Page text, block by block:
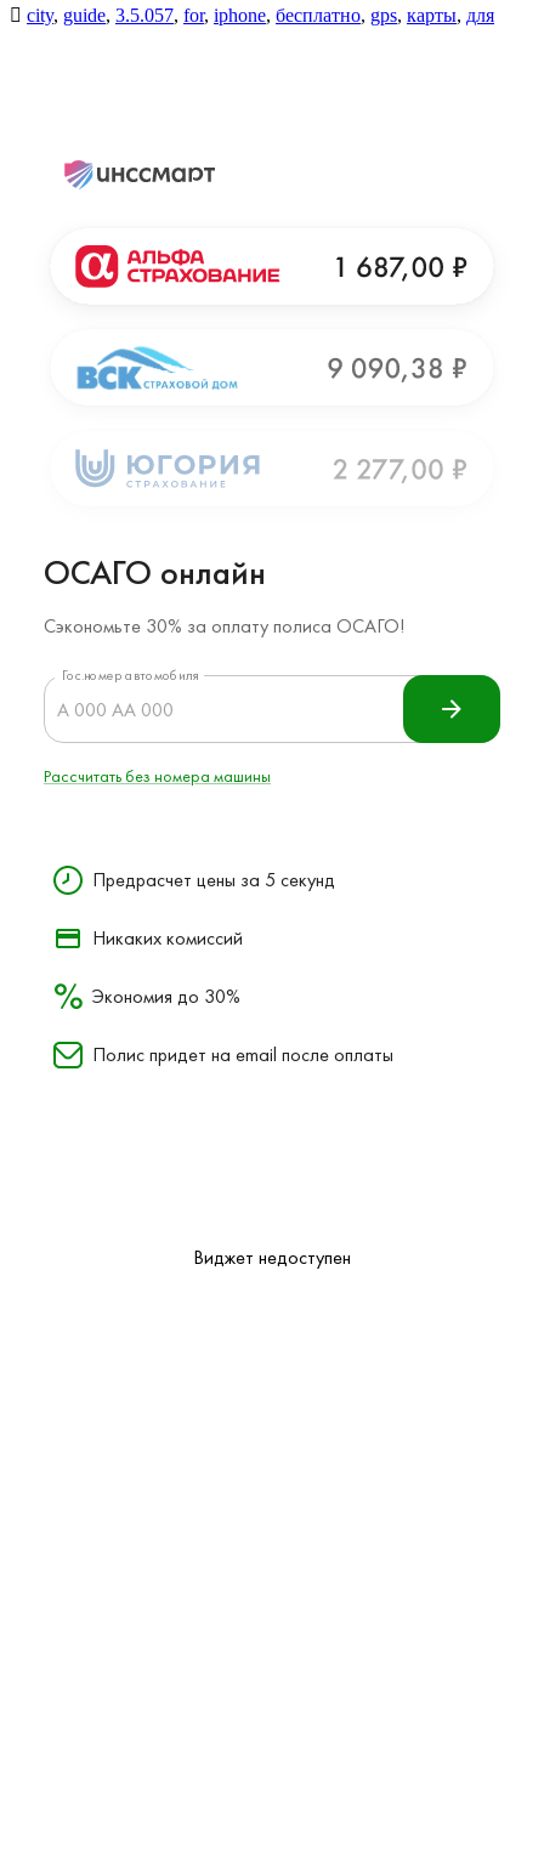
city, guide, 3.5.057, for, iphone, бесплатно, gps, карты, для